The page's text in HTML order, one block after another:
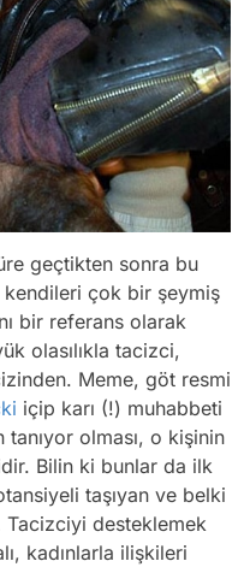
geçtikten sonra bu
kendileri çok bir şeymiş
bir referans olarak
olasılıkla tacizci,
Meme, göt resmi
içip karı (!) muhabbeti
tanıyor olması, o kişinin
Bilin ki bunlar da ilk
taşıyan ve belki
Tacizciyi desteklemek
kadınlarla ilişkileri